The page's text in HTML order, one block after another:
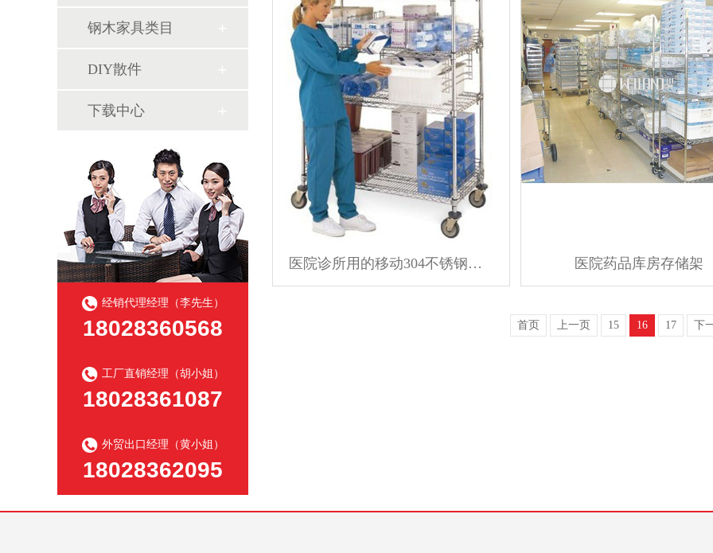
钢木家具类目
DIY散件
下载中心
经销代理经理（李先生）
18028360568
工厂直销经理（胡小姐）
18028361087
外贸出口经理（黄小姐）
18028362095
医院诊所用的移动304不锈钢线网层架 医院药品库房存储架
首页 上一页 15 16 17 下